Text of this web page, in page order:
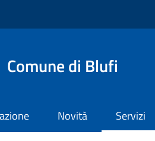
Comune di Blufi
Novità Servizi